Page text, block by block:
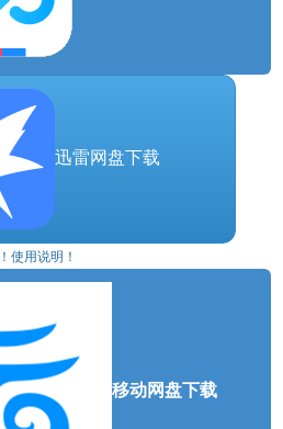
角色，皇家、江湖、商家……
逐你想要的友情、爱情。
嫁，一同住进工坊，他/她也
个人都有自己四季变化的日
用现代知识解决他们的难题。
迅雷网盘下载
！使用说明！
移动网盘下载